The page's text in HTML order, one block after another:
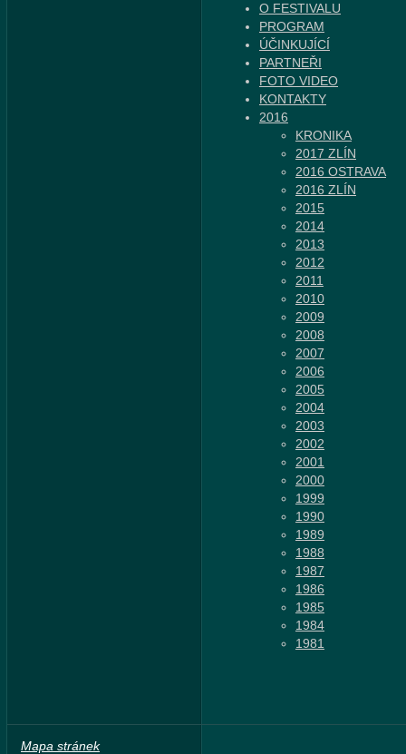
O FESTIVALU
PROGRAM
ÚČINKUJÍCÍ
PARTNEŘI
FOTO VIDEO
KONTAKTY
2016
KRONIKA
2017 ZLÍN
2016 OSTRAVA
2016 ZLÍN
2015
2014
2013
2012
2011
2010
2009
2008
2007
2006
2005
2004
2003
2002
2001
2000
1999
1990
1989
1988
1987
1986
1985
1984
1981
Mapa stránek